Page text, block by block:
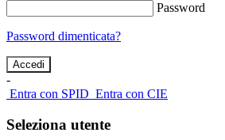
Password
Password dimenticata?
-
Entra con SPID Entra con CIE
Seleziona utente